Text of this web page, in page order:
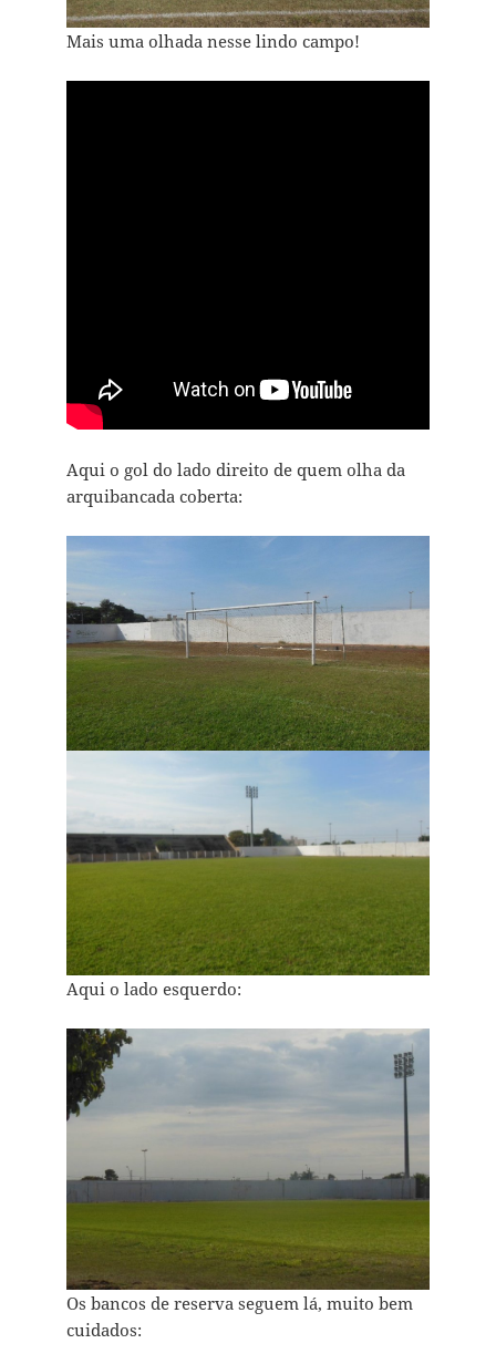
Mais uma olhada nesse lindo campo!
Aqui o gol do lado direito de quem olha da
arquibancada coberta:
Aqui o lado esquerdo:
Os bancos de reserva seguem lá, muito bem
cuidados: